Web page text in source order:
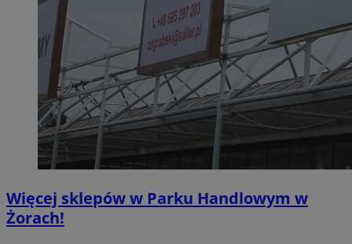
Więcej sklepów w Parku Handlowym w
Żorach!